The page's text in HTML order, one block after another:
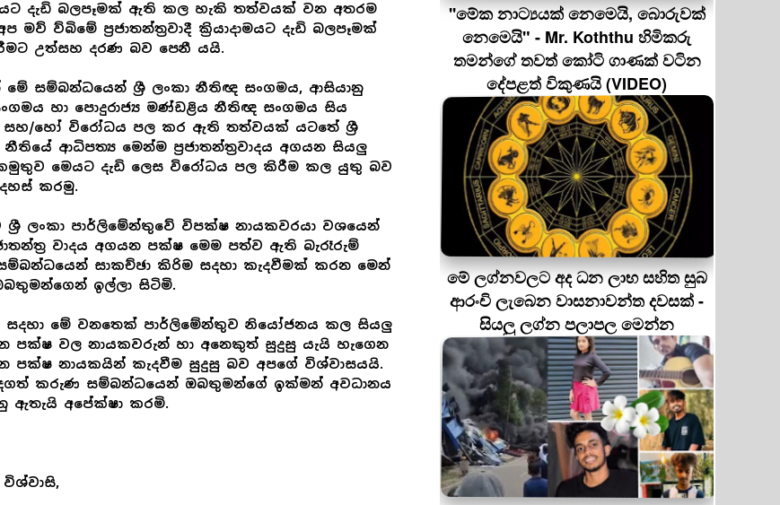
දැඩි බලපෑමක් ඇති කල හැකි තත්වයක් වන අතරම
මව් ව්බිමේ ප්‍රජාතන්ත්‍රවාදී ක්‍රියාදාමයට දැඩි බලපෑමක්
උත්සහ දරණ බව පෙනී යයි.
මේ සම්බන්ධයෙන් ශ්‍රී ලංකා නීතිඥ සංගමය, ආසියානු
හා පොදුරාජ්‍ය මණ්ඩළිය නීතිඥ සංගමය සිය
සහ/හෝ විරෝධය පල කර ඇති තත්වයක් යටතේ ශ්‍රී
නීතියේ ආධිපත්‍ය මෙන්ම ප්‍රජාතන්ත්‍රවාදය අගයන සියලු
මෙයට දැඩි ලෙස විරෝධය පල කිරීම කල යුතු බව
කරමු.
ශ්‍රී ලංකා පාර්ලිමේන්තුවේ විපක්ෂ නායකවරයා වශයෙන්
වාදය අගයන පක්ෂ මෙම පත්ව ඇති බැරෑරුම්
සාකච්ඡා කිරිම සදහා කැදවීමක් කරන මෙන්
ඉල්ලා සිටිමි.
සදහා මේ වනතෙක් පාර්ලිමේන්තුව නියෝජනය කල සියලු
පක්ෂ වල නායකවරුන් හා අනෙකුත් සුදුසු යැයි හැගෙන
පක්ෂ නායකයින් කැදවීම සුදුසු බව අපගේ විශ්වාසයයි.
කරුණ සම්බන්ධයෙන් ඔබතුමන්ගේ ඉක්මන් අවධානය
ඇතැයි අපේක්ෂා කරමි.
''මේක නාට්‍යයක් නෙමෙයි, බොරුවක්
නෙමෙයි" - Mr. Koththu හිමිකරු
තමන්ගේ තවත් කෝටි ගාණක් වටින
දේපළත් විකුණයි (VIDEO)
මේ ලග්නවලට අද ධන ලාභ සහිත සුබ
ආරංචි ලැබෙන වාසනාවන්ත දවසක් -
සියලු ලග්න පලාපල මෙන්න